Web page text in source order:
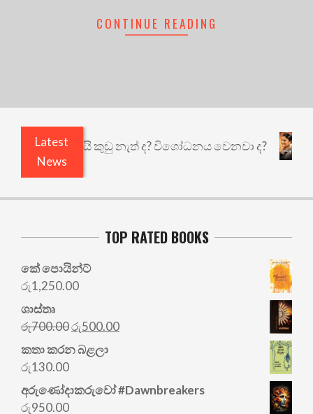
CONTINUE READING
Latest
News
ඇතුළෙයි කුඩු නැත් ද? විශෝධනය වෙනවා ද?
TOP RATED BOOKS
කේ පොයින්ට්
රු1,250.00
ශාස්තෘ
රු700.00Original
price
was:
රු500.00Current
කතා කරන බළලා
රු130.00
අරු‍ණෝදාකරුවෝ #Dawnbreakers
රු950.00